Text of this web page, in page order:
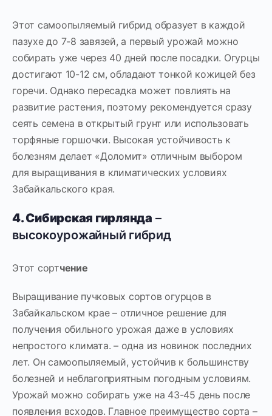
Этот самоопыляемый гибрид образует в каждой
пазухе до 7-8 завязей, а первый урожай можно
собирать уже через 40 дней после посадки. Огурцы
достигают 10-12 см, обладают тонкой кожицей без
горечи. Однако пересадка может повлиять на
развитие растения, поэтому рекомендуется сразу
сеять семена в открытый грунт или использовать
торфяные горшочки. Высокая устойчивость к
болезням делает «Доломит» отличным выбором
для выращивания в климатических условиях
Забайкальского края.
4. Сибирская гирлянда –
высокоурожайный гибрид
Этот сортчение
Выращивание пучковых сортов огурцов в
Забайкальском крае – отличное решение для
получения обильного урожая даже в условиях
непростого климата. – одна из новинок последних
лет. Он самоопыляемый, устойчив к большинству
болезней и неблагоприятным погодным условиям.
Урожай можно собирать уже на 43-45 день после
появления всходов. Главное преимущество сорта –